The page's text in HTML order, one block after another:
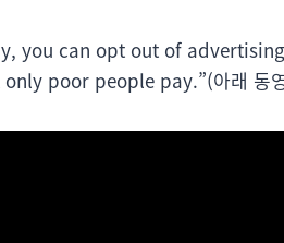
you can opt out of
poor people pay.”(아래 동